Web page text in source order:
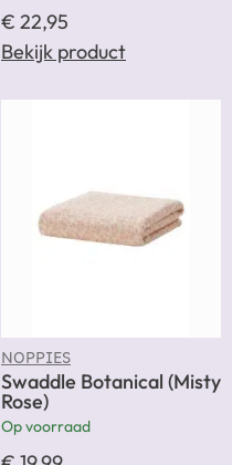
€ 22,95
Bekijk product
NOPPIES
Swaddle Botanical (Misty
Rose)
Op voorraad